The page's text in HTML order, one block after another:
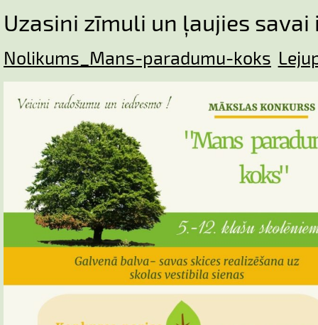
Uzasini zīmuli un ļaujies
Nolikums_Mans-paradumu-koks